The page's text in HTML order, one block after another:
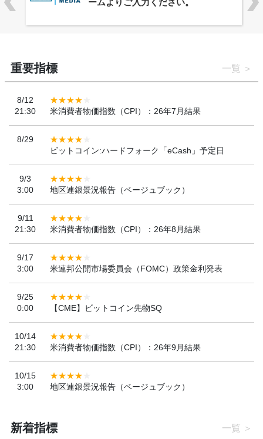
「WebX2026」とのコラボレーショ
重要指標 一覧
8/12
21:30
米消費者物価指数（CPI）：26年7月結果
8/29
ビットコイン:ハードフォーク「eCash」予定日
9/3
3:00
地区連銀景況報告（ベージュブック）
9/11
21:30
米消費者物価指数（CPI）：26年8月結果
9/17
3:00
米連邦公開市場委員会（FOMC）政策金利発表
9/25
0:00
【CME】ビットコイン先物SQ
10/14
21:30
米消費者物価指数（CPI）：26年9月結果
10/15
3:00
地区連銀景況報告（ベージュブック）
新着指標 一覧